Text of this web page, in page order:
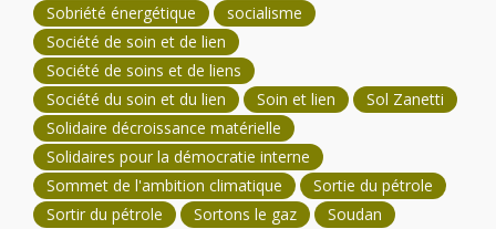
Sobriété énergétique
socialisme
Société de soin et de lien
Société de soins et de liens
Société du soin et du lien
Soin et lien
Sol Zanetti
Solidaire décroissance matérielle
Solidaires pour la démocratie interne
Sommet de l'ambition climatique
Sortie du pétrole
Sortir du pétrole
Sortons le gaz
Soudan